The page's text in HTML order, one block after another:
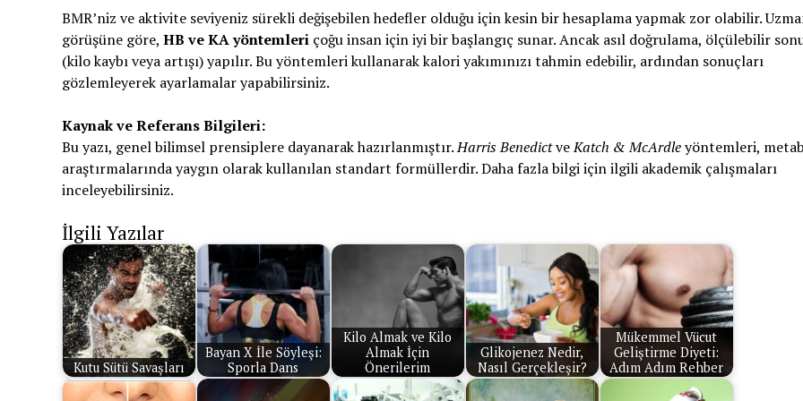
BMR’niz ve aktivite seviyeniz sürekli değişebilen hedefler olduğu için kesin bir hesaplama yapmak zor olabilir.
görüşüne göre, HB ve KA yöntemleriçoğu insan için iyi bir başlangıç sunar. Ancak asıl doğrulama, ölçülebilir
(kilo kaybı veya artışı) yapılır. Bu yöntemleri kullanarak kalori yakımınızı tahmin edebilir, ardından sonuçları
gözlemleyerek ayarlamalar yapabilirsiniz.
Kaynak ve Referans Bilgileri:
Bu yazı, genel bilimsel prensiplere dayanarak hazırlanmıştır.Harris BenedictveKatch & McArdleyöntemleri,
araştırmalarında yaygın olarak kullanılan standart formüllerdir. Daha fazla bilgi için ilgili akademik çalışmaları
inceleyebilirsiniz.
İlgili Yazılar
Kutu Sütü Savaşları
Bayan X İle Söyleşi:
Sporla Dans
Kilo Almak ve Kilo
Almak İçin
Önerilerim
Glikojenez Nedir,
Nasıl Gerçekleşir?
Mükemmel Vücut
Geliştirme Diyeti:
Adım Adım Rehber